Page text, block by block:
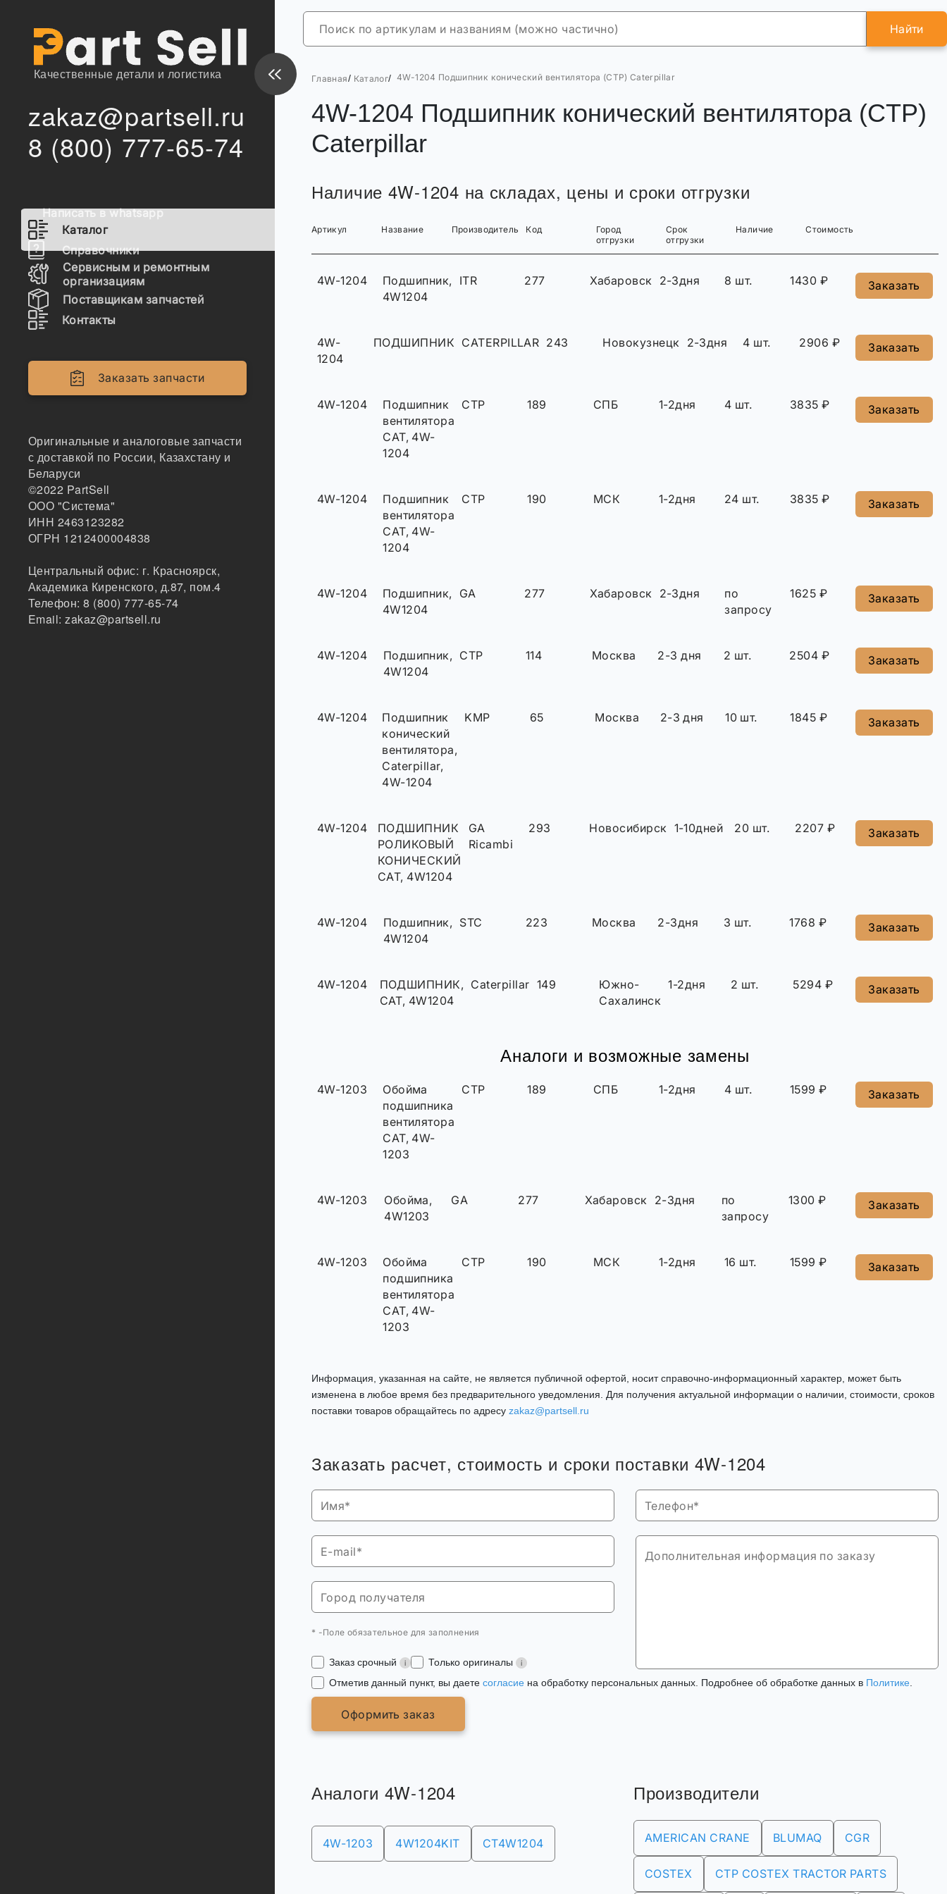
Качественные детали и логистика
zakaz@partsell.ru
8 (800) 777-65-74
Написать в whatsapp
Каталог
Справочники
Сервисным и ремонтным
организациям
Поставщикам запчастей
Контакты
Заказать запчасти
Оригинальные и аналоговые запчасти
с доставкой по России, Казахстану и
Беларуси
©2022 PartSell
ООО "Система"
ИНН 2463123282
ОГРН 1212400004838
Центральный офис: г. Красноярск,
Академика Киренского, д.87, пом.4
Телефон:8 (800) 777-65-74
Email:zakaz@partsell.ru
Найти
Главная/ Каталог/ 4W-1204 Подшипник конический вентилятора (CTP) Caterpillar
4W-1204 Подшипник конический вентилятора (CTP)
Caterpillar
Наличие 4W-1204 на складах, цены и сроки отгрузки
Артикул Название Производитель Код
Город
отгрузки
Срок
отгрузки
Наличие Стоимость
4W-1204
Подшипник,
4W1204
ITR 277 Хабаровск 2-3дня 8 шт. 1430 ₽ Заказать
4W-
1204
ПОДШИПНИК CATERPILLAR 243 Новокузнецк 2-3дня 4 шт. 2906 ₽ Заказать
4W-1204
Подшипник
вентилятора
CAT, 4W-
1204
CTP 189 СПБ 1-2дня 4 шт. 3835 ₽ Заказать
4W-1204
Подшипник
вентилятора
CAT, 4W-
1204
CTP 190 МСК 1-2дня 24 шт. 3835 ₽ Заказать
4W-1204
Подшипник,
4W1204
GA 277 Хабаровск 2-3дня
по
запросу
1625 ₽ Заказать
4W-1204
Подшипник,
4W1204
CTP 114 Москва 2-3 дня 2 шт. 2504 ₽ Заказать
4W-1204
Подшипник
конический
вентилятора,
Caterpillar,
4W-1204
KMP 65 Москва 2-3 дня 10 шт. 1845 ₽ Заказать
4W-1204
ПОДШИПНИК
РОЛИКОВЫЙ
КОНИЧЕСКИЙ
CAT, 4W1204
GA
Ricambi
293 Новосибирск 1-10дней 20 шт. 2207 ₽ Заказать
4W-1204
Подшипник,
4W1204
STC 223 Москва 2-3дня 3 шт. 1768 ₽ Заказать
4W-1204
ПОДШИПНИК,
CAT, 4W1204
Caterpillar 149
Южно-
Сахалинск
1-2дня 2 шт. 5294 ₽ Заказать
Аналоги и возможные замены
4W-1203
Обойма
подшипника
вентилятора
CAT, 4W-
1203
CTP 189 СПБ 1-2дня 4 шт. 1599 ₽ Заказать
4W-1203
Обойма,
4W1203
GA 277 Хабаровск 2-3дня
по
запросу
1300 ₽ Заказать
4W-1203
Обойма
подшипника
вентилятора
CAT, 4W-
1203
CTP 190 МСК 1-2дня 16 шт. 1599 ₽ Заказать
Информация, указанная на сайте, не является публичной офертой, носит справочно-информационный характер, может быть
изменена в любое время без предварительного уведомления. Для получения актуальной информации о наличии, стоимости, сроков
поставки товаров обращайтесь по адресу zakaz@partsell.ru
Заказать расчет, стоимость и сроки поставки 4W-1204
* -Поле обязательное для заполнения
Заказ срочный
Только оригиналы
Отметив данный пункт, вы даете согласие на обработку персональных данных. Подробнее об обработке данных в Политике
Оформить заказ
Аналоги 4W-1204
4W-1203 4W1204KIT CT4W1204
Производители
AMERICAN CRANE BLUMAQ CGR
COSTEX CTP COSTEX TRACTOR PARTS